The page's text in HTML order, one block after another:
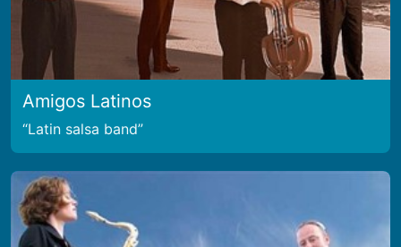
Amigos Latinos
Latin salsa band